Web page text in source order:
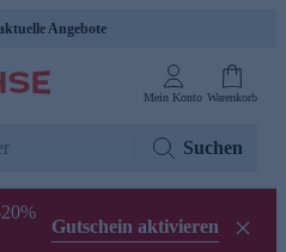
Angebote
Mein Konto Warenkorb
Suchen
Gutschein aktivieren